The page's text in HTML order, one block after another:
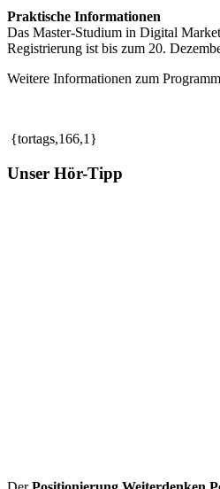
Praktische Informationen
Das Master-Studium in Digital
Registrierung ist bis zum 20.
Weitere Informationen zum
{tortags,166,1}
Unser Hör-Tipp